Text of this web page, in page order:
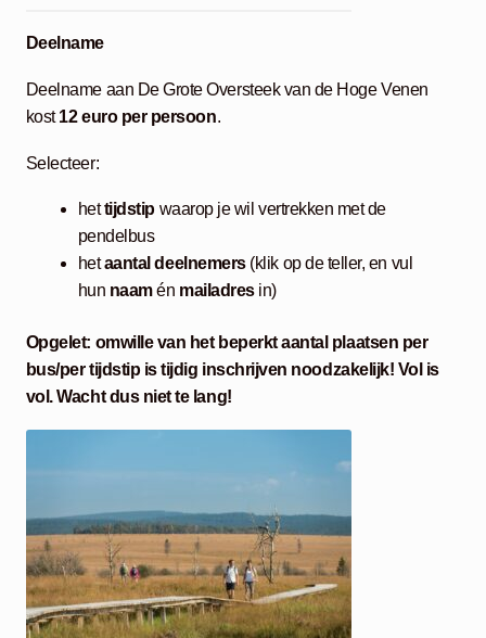
Deelname
Deelname aan De Grote Oversteek van de Hoge Venen
kost12 euro per persoon.
Selecteer:
hettijdstip waarop je wil vertrekken met de
pendelbus
hetaantal deelnemers(klik op de teller, en vul
hun naamén mailadresin)
Opgelet: omwille van het beperkt aantal plaatsen per
bus/per tijdstip is tijdig inschrijven noodzakelijk! Vol is
vol. Wacht dus niet te lang!